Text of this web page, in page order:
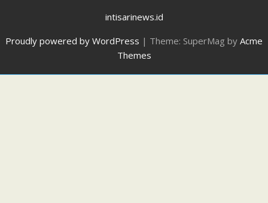
intisarinews.id
Proudly powered by WordPress | Theme: SuperMag by Acme
Themes